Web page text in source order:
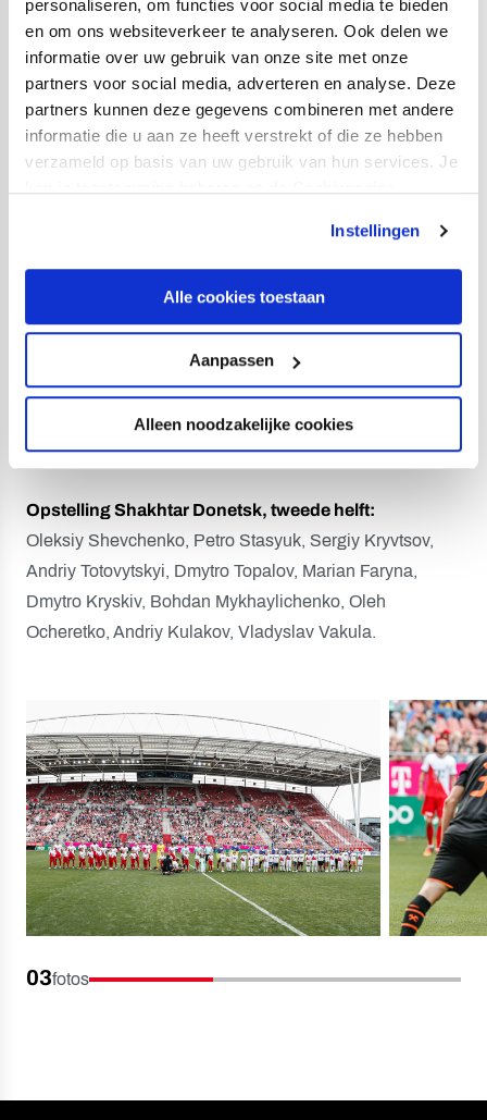
personaliseren, om functies voor social media te bieden
en om ons websiteverkeer te analyseren. Ook delen we
informatie over uw gebruik van onze site met onze
partners voor social media, adverteren en analyse. Deze
partners kunnen deze gegevens combineren met andere
informatie die u aan ze heeft verstrekt of die ze hebben
verzameld op basis van uw gebruik van hun services. Je
Instellingen
Alle cookies toestaan
Aanpassen
Alleen noodzakelijke cookies
Toeschouwers: 8.511.
Opstelling FC Utrecht:
Vasilis Barkas; Hidde ter Avest (71. Moussa Sylla), Mike
van der Hoorn, Nick Viergever, Modibo Sagnan (59.
Mark van der Maarel), Djevencio van der Kust, Luuk
Can Bozdogan), Othmane Boussaid (71. Mimoun Mahi),
Tasos Douvikas, Daishawn Redan (46. Bas Dost).
Opstelling Shakhtar Donetsk, eerste helft:
Anatoliy Trubin; Viktor Kornienko, Taras Stepanenko,
Danylo Sikan, Mykhaylo Mudryk, Oleksiy Kashchuk,
Valeriy Bondar, Artem Bondarenko, Mykola Matvienko,
Heorhiy Sudakov, Yukhym Konoplya.
Opstelling Shakhtar Donetsk, tweede helft:
Oleksiy Shevchenko, Petro Stasyuk, Sergiy Kryvtsov,
Andriy Totovytskyi, Dmytro Topalov, Marian Faryna,
Dmytro Kryskiv, Bohdan Mykhaylichenko, Oleh
Ocheretko, Andriy Kulakov, Vladyslav Vakula.
03fotos